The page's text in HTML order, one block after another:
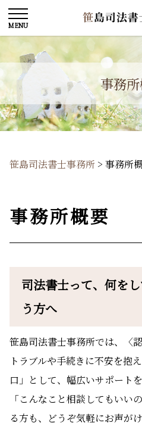
事務
笹島司法書士事務所 > 事務所
事務所概要
司法書士って、何を
う方へ
笹島司法書士事務所では、〈
トラブルや手続きに不安を抱
口」として、幅広いサポートを
「こんなこと相談してもいい
る方も、どうぞ気軽にお声がけ